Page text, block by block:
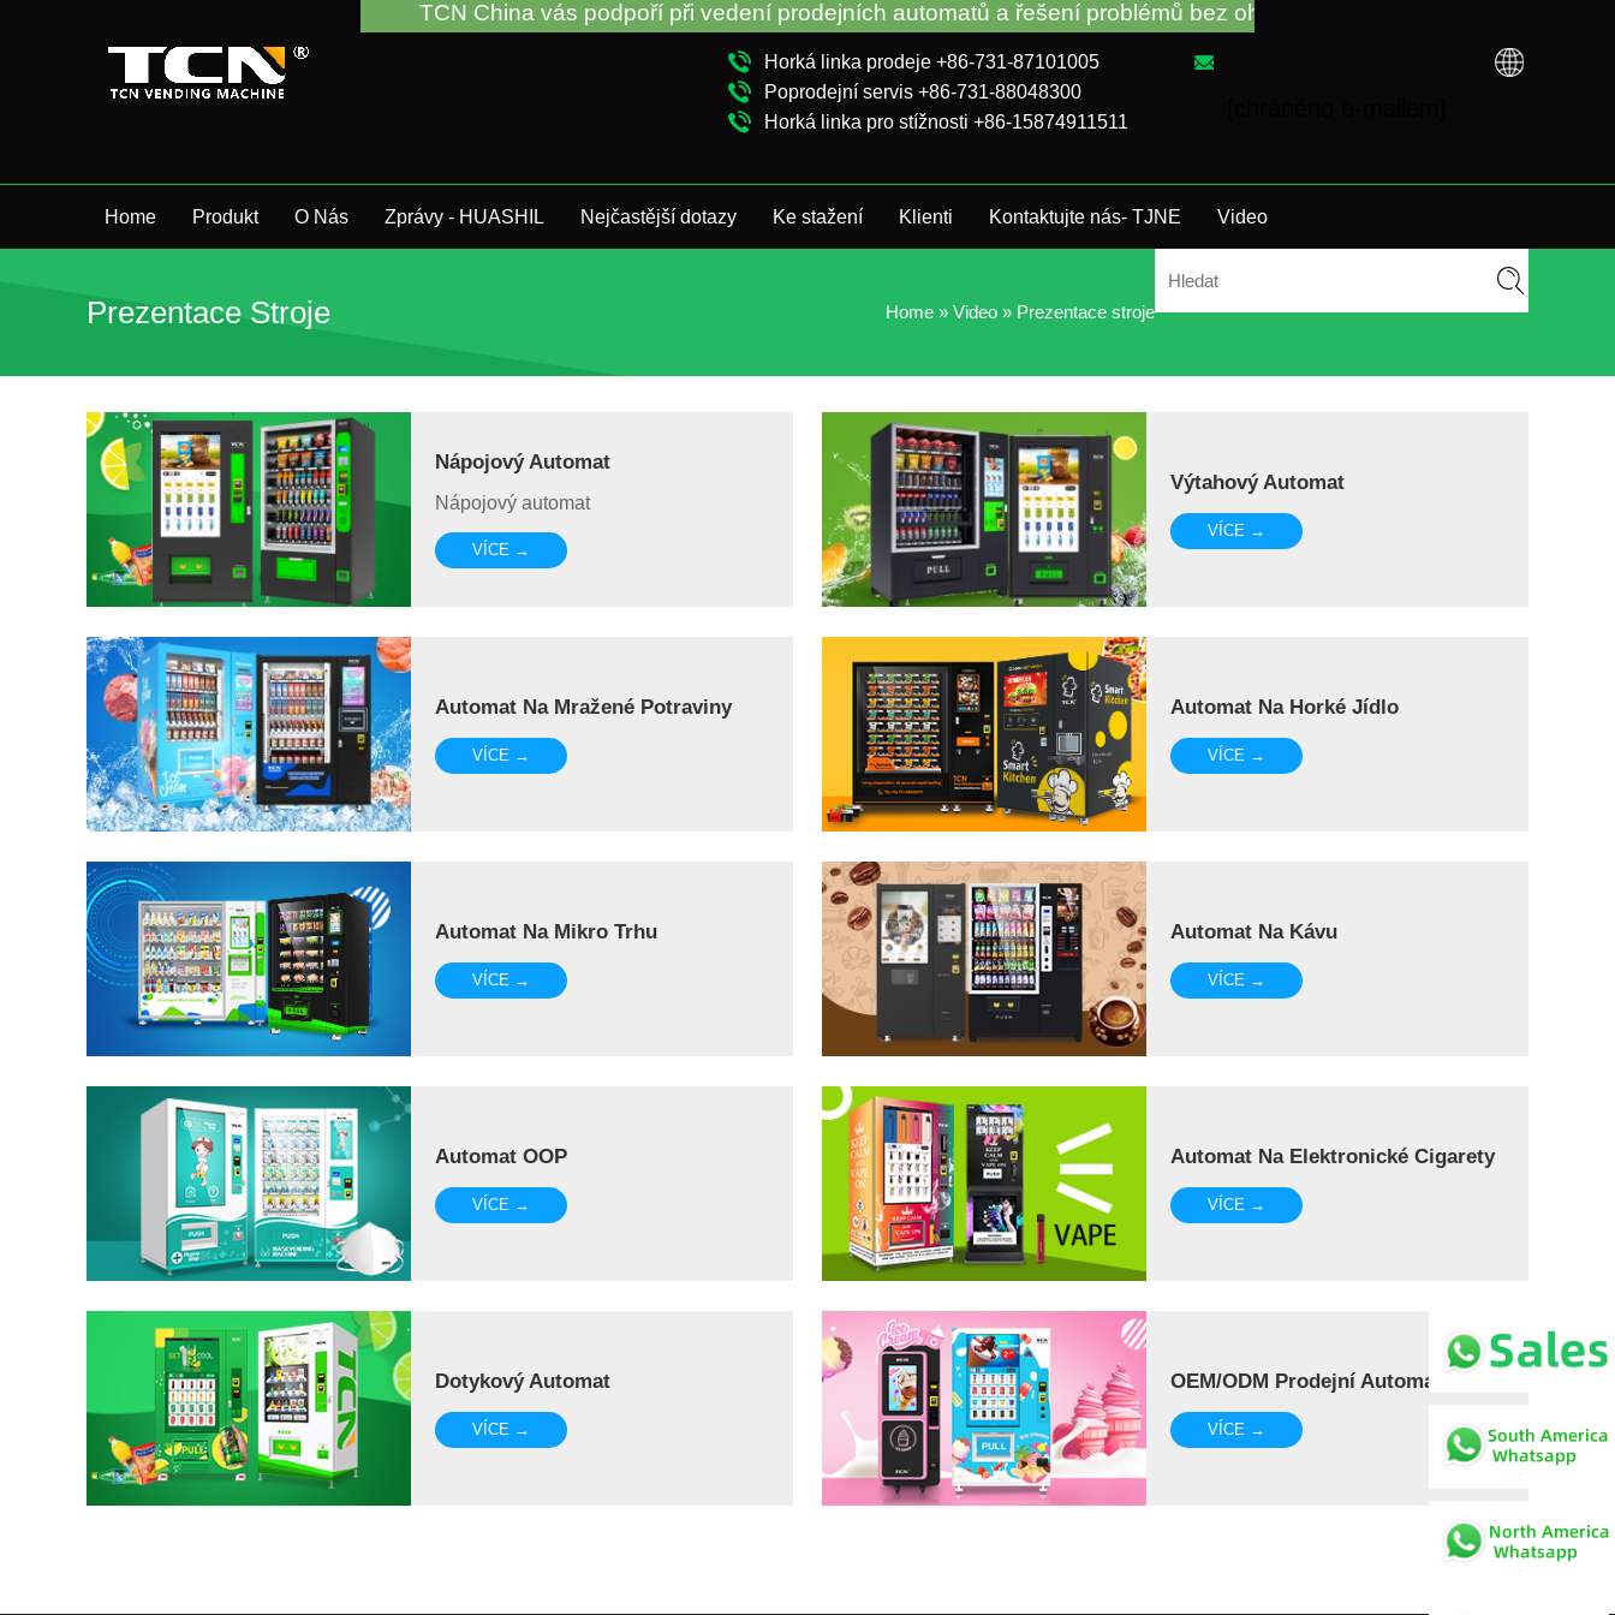
Horká linka prodeje +86-731-87101005
Poprodejní servis +86-731-88048300
Horká linka pro stížnosti +86-15874911511
Home Produkt O Nás Zprávy - HUASHIL Nejčastější dotazy Ke stažení Klienti Kontaktujte nás- TJNE Video
Prezentace Stroje Home » Video » Prezentace stroje
Nápojový Automat
Nápojový automat
VÍCE →
Výtahový Automat
VÍCE →
Automat Na Mražené Potraviny
VÍCE →
Automat Na Horké Jídlo
VÍCE →
Automat Na Mikro Trhu
VÍCE →
Automat Na Kávu
VÍCE →
Automat OOP
VÍCE →
Automat Na Elektronické Cigarety
VÍCE →
Dotykový Automat
VÍCE →
OEM/ODM Prodejní Automat
VÍCE →
TCN China vás podpoří při vedení prodejních automatů a řešení problémů bez ohledu na to, že jste si koupili VM od